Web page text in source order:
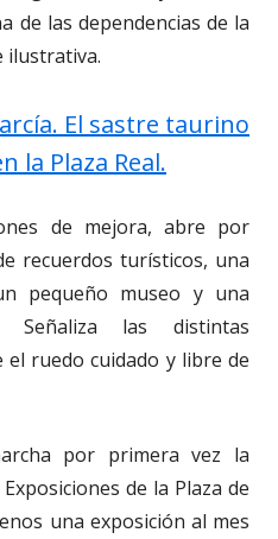
de las dependencias de la
ilustrativa.
El sastre taurino
la Plaza Real.
de mejora, abre por
recuerdos turísticos, una
pequeño museo y una
las distintas
el ruedo cuidado y libre de
por primera vez la
de la Plaza de
una exposición al mes